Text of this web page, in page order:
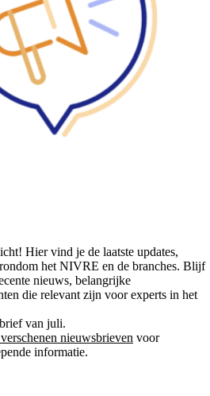
Hier vind je de laatste updates,
het NIVRE en de branches. Blijf
nieuws, belangrijke
die relevant zijn voor experts in het
van juli.
nieuwsbrieven voor
informatie.